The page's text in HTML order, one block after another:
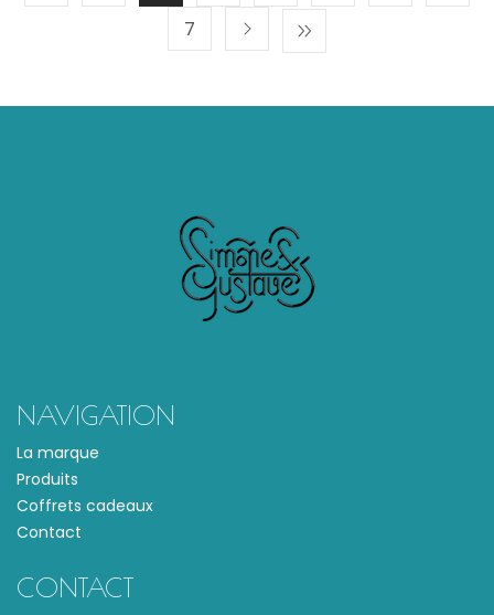
7
NAVIGATION
La marque
Produits
Coffrets cadeaux
Contact
CONTACT